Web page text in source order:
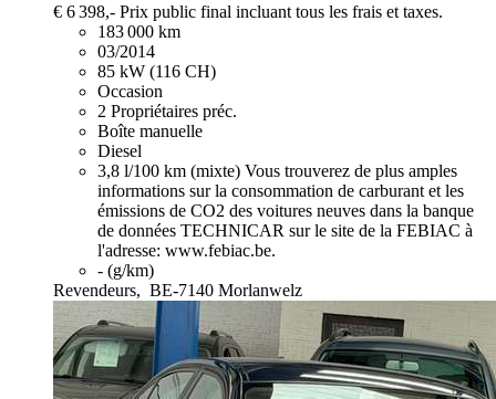
€ 6 398,- Prix public final incluant tous les frais et taxes.
183 000 km
03/2014
85 kW (116 CH)
Occasion
2 Propriétaires préc.
Boîte manuelle
Diesel
3,8 l/100 km (mixte) Vous trouverez de plus amples
informations sur la consommation de carburant et les
émissions de CO2 des voitures neuves dans la banque
de données TECHNICAR sur le site de la FEBIAC à
l'adresse: www.febiac.be.
- (g/km)
Revendeurs, BE-7140 Morlanwelz